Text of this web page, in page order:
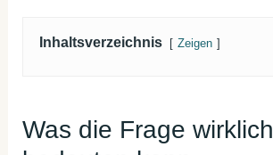
Inhaltsverzeichnis Zeigen
Was die Frage wirklich